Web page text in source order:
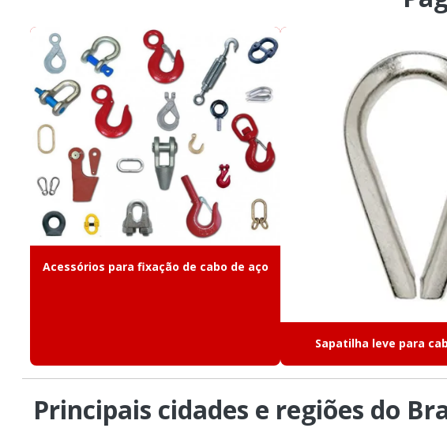
Acessórios para fixação de cabo de aço
Sapatilha leve para
Principais cidades e regiões do